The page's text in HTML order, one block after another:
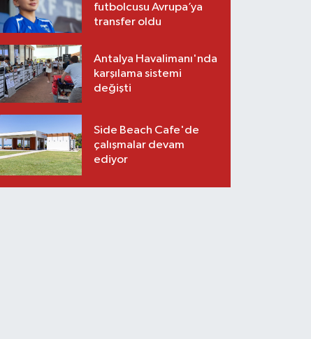
futbolcusu Avrupa’ya
transfer oldu
Antalya Havalimanı'nda
karşılama sistemi
değişti
Side Beach Cafe'de
çalışmalar devam
ediyor